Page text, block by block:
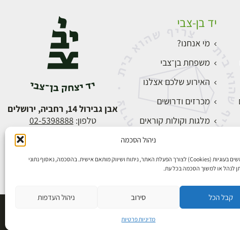
ניהול הסכמה
אנו משתמשים בעוגיות (Cookies) לצורך הפעלת האתר, ניתוח ושיווק מותאם אישית. בהסכמה, נאסוף נתוני
לנהל או למשוך הסכמה בכל עת.
קבל הכל סירוב ניהול העדפות
מדיניות פרטיות
יד בן-צבי
מי אנחנו?
משפחת בן־צבי
האירוע שלכם אצלנו
מכרזים ודרושים
מלגות וקולות קוראים
התחברות
אבן גבירול 14, רחביה, ירושלים
טלפון: 02-5398888